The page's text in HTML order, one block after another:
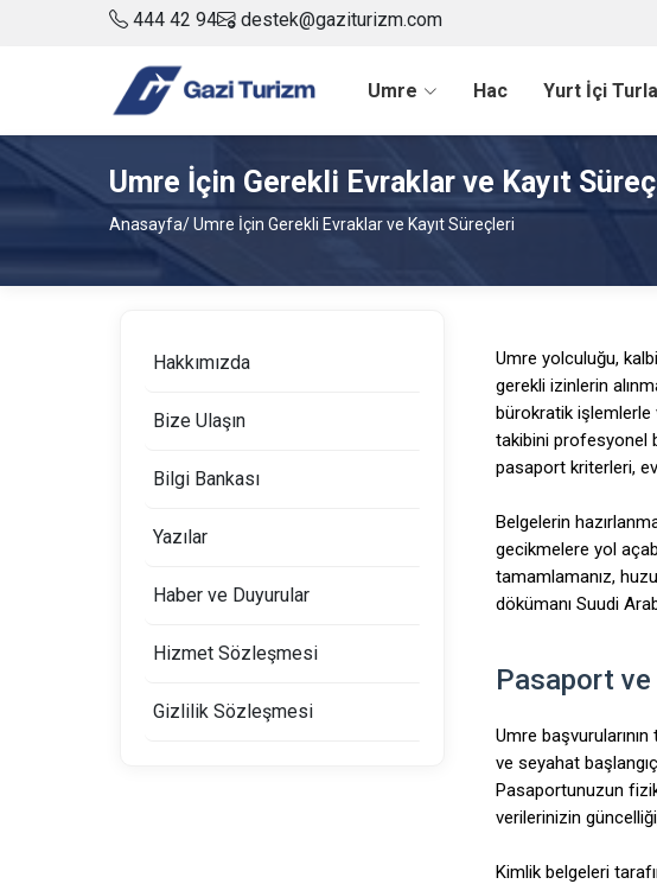
444 42 94 destek@gaziturizm.com
Umre Hac Yurt İçi
Umre İçin Gerekli Evraklar ve Kayıt
Anasayfa/ Umre İçin Gerekli Evraklar ve Kayıt Süreçleri
Umre yolculuğu,
gerekli izinlerin
bürokratik
takibini profesyonel
pasaport kriterleri,
Belgelerin
gecikmelere yol
tamamlamanız,
dökümanı Suudi
Pasaport
Umre
ve seyahat
Pasaportunuzun
verilerinizin
Kimlik belgeleri
Hakkımızda
Bize Ulaşın
Bilgi Bankası
Yazılar
Haber ve Duyurular
Hizmet Sözleşmesi
Gizlilik Sözleşmesi